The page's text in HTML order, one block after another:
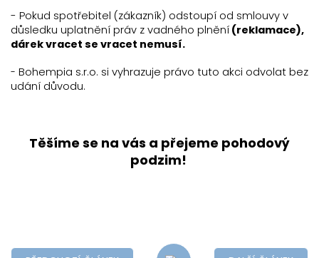
- Pokud spotřebitel (zákazník) odstoupí od smlouvy v
důsledku uplatnění práv z vadného plnění (reklamace),
dárek vracet se vracet nemusí.
- Bohempia s.r.o. si vyhrazuje právo tuto akci odvolat bez
udání důvodu.
Těšíme se na vás a přejeme pohodový
podzim!